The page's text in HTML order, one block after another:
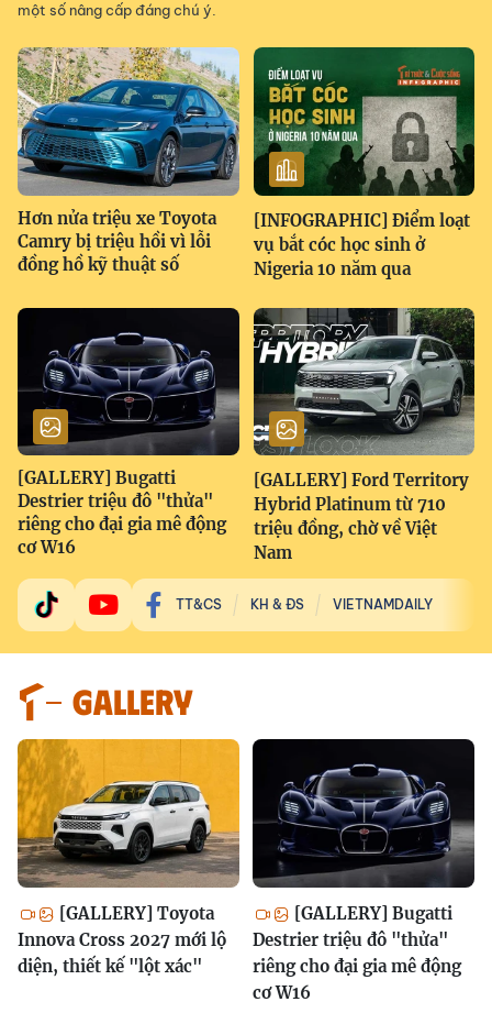
một số nâng cấp đáng chú ý.
Hơn nửa triệu xe Toyota
Camry bị triệu hồi vì lỗi
đồng hồ kỹ thuật số
[INFOGRAPHIC] Điểm loạt
vụ bắt cóc học sinh ở
Nigeria 10 năm qua
[GALLERY] Bugatti
Destrier triệu đô "thửa"
riêng cho đại gia mê động
cơ W16
[GALLERY] Ford Territory
Hybrid Platinum từ 710
triệu đồng, chờ về Việt
Nam
TT&CS KH & ĐS VIETNAMDAILY
GALLERY
[GALLERY] Toyota
Innova Cross 2027 mới lộ
diện, thiết kế "lột xác"
[GALLERY] Bugatti
Destrier triệu đô "thửa"
riêng cho đại gia mê động
cơ W16